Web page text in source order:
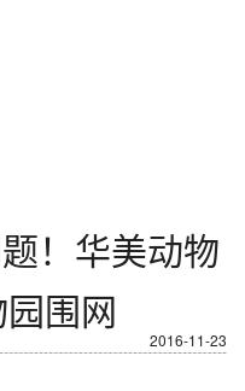
！华美动物
围网
2016-11-23